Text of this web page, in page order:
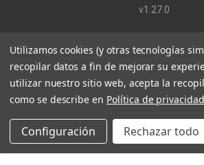
v1.27.0
Utilizamos cookies (y otras tecnologías
recopilar datos a fin de mejorar su
utilizar nuestro sitio web, acepta la
como se describe en Política de privacidad
Configuración Rechazar todo